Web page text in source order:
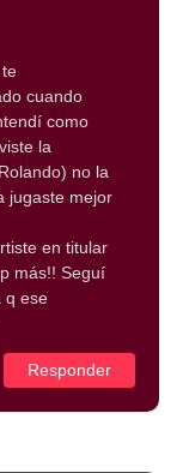
cuando
como
la
no la
jugaste mejor
en titular
más!! Seguí
q ese
Responder